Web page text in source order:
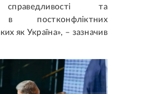
та
постконфліктних
як Україна», – зазначив